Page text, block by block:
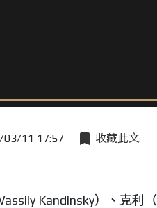
03/11 17:57 收藏此文
Kandinsky）、克利（